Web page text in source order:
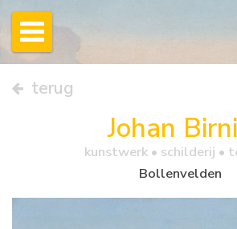
terug
Johan
kunstwerk • schilderij •
Bollenvelden